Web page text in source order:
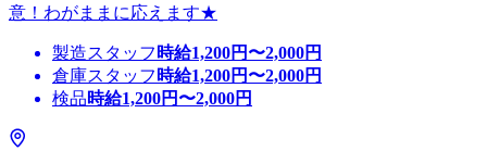
意！わがままに応えます★
製造スタッフ 時給1,200円〜2,000円
倉庫スタッフ 時給1,200円〜2,000円
検品時給1,200円〜2,000円